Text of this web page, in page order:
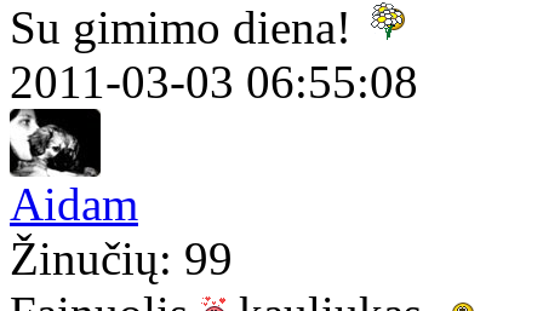
Su gimimo diena!
2011-03-03 06:55:08
Aidam
Žinučių: 99